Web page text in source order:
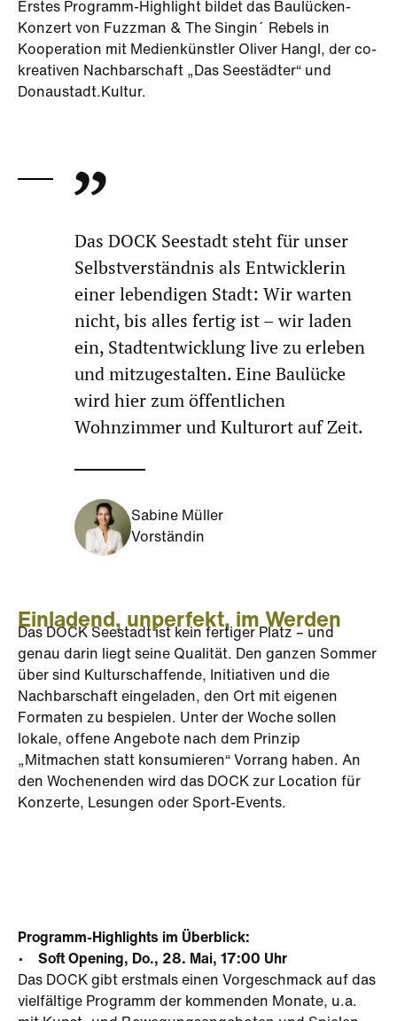
Erstes Programm-Highlight bildet das Baulücken-
Konzert von Fuzzman & The Singin´ Rebels in
Kooperation mit Medienkünstler Oliver Hangl, der co-
kreativen Nachbarschaft „Das Seestädter“ und
Donaustadt.Kultur.
Das DOCK Seestadt steht für unser
Selbstverständnis als Entwicklerin
einer lebendigen Stadt: Wir warten
nicht, bis alles fertig ist – wir laden
ein, Stadtentwicklung live zu erleben
und mitzugestalten. Eine Baulücke
wird hier zum öffentlichen
Wohnzimmer und Kulturort auf Zeit.
Sabine Müller
Vorständin
Einladend, unperfekt, im Werden
Das DOCK Seestadt ist kein fertiger Platz – und
genau darin liegt seine Qualität. Den ganzen Sommer
über sind Kulturschaffende, Initiativen und die
Nachbarschaft eingeladen, den Ort mit eigenen
Formaten zu bespielen. Unter der Woche sollen
lokale, offene Angebote nach dem Prinzip
„Mitmachen statt konsumieren“ Vorrang haben. An
den Wochenenden wird das DOCK zur Location für
Konzerte, Lesungen oder Sport-Events.
Programm-Highlights im Überblick:
• Soft Opening, Do., 28. Mai, 17:00 Uhr
Das DOCK gibt erstmals einen Vorgeschmack auf das
vielfältige Programm der kommenden Monate, u.a.